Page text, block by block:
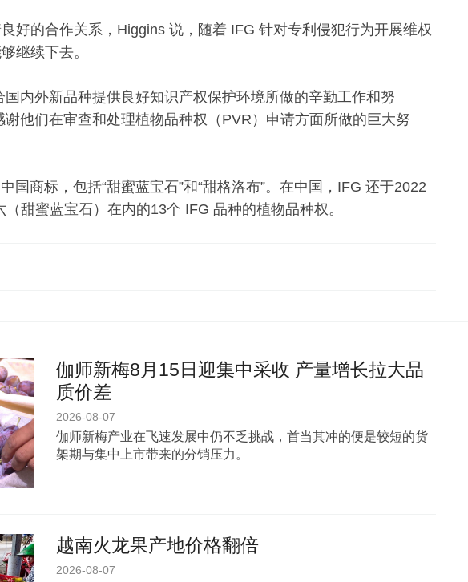
好的合作关系，Higgins 说，随着 IFG 针对专利侵犯行为开展维权
继续下去。
国内外新品种提供良好知识产权保护环境所做的辛勤工作和努
谢他们在审查和处理植物品种权（PVR）申请方面所做的巨大努
国商标，包括“甜蜜蓝宝石”和“甜格洛布”。在中国，IFG 还于2022
甜蜜蓝宝石）在内的13个 IFG 品种的植物品种权。
伽师新梅8月15日迎集中采收 产量增长拉大品
质价差
2026-08-07
伽师新梅产业在飞速发展中仍不乏挑战，首当其冲的便是较短的货
架期与集中上市带来的分销压力。
越南火龙果产地价格翻倍
2026-08-07